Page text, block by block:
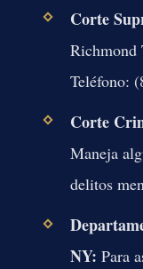
Corte
Richmond
Teléfono:
Corte
Maneja
delitos
NY: Para